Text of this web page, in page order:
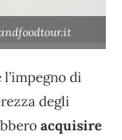
di
degli
acquisire